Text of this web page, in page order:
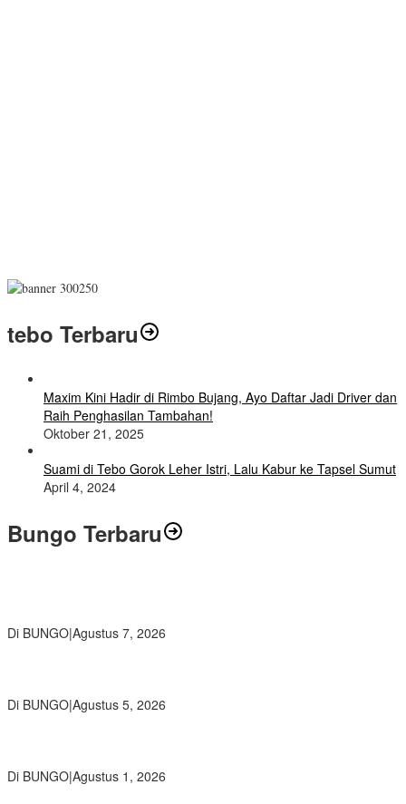
tebo Terbaru
Maxim Kini Hadir di Rimbo Bujang, Ayo Daftar Jadi Driver dan
Raih Penghasilan Tambahan!
Oktober 21, 2025
Suami di Tebo Gorok Leher Istri, Lalu Kabur ke Tapsel Sumut
April 4, 2024
Bungo Terbaru
Di BUNGO|Agustus 7, 2026
Di BUNGO|Agustus 5, 2026
Di BUNGO|Agustus 1, 2026